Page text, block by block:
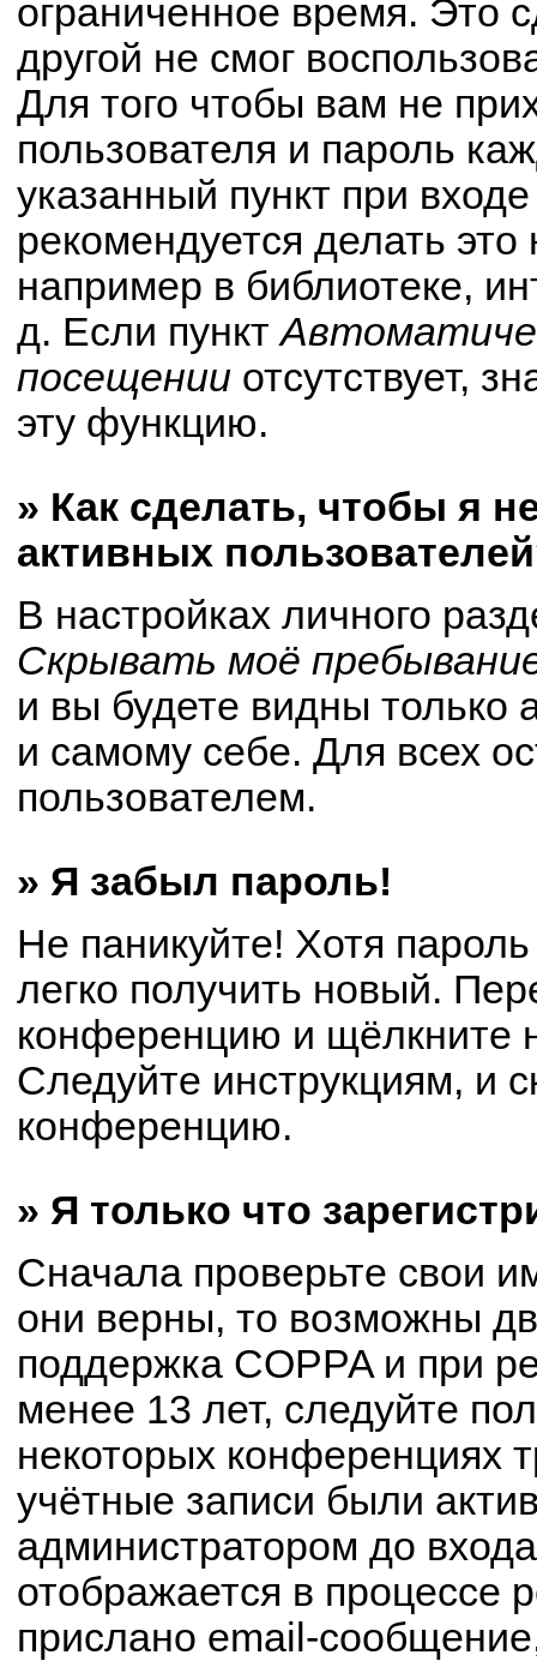
ограниченное время. Это
другой не смог
Для того чтобы вам не
пользователя и пароль
указанный пункт при
рекомендуется делать
например в библиотеке,
д. Если пункт
посещении отсутствует,
эту функцию.
» Как сделать, чтобы я
активных
В настройках личного
Скрывать моё
и вы будете видны только
и самому себе. Для всех
пользователем.
» Я забыл пароль!
Не паникуйте! Хотя
легко получить новый.
конференцию и щёлкните
Следуйте инструкциям, и
конференцию.
» Я только что
Сначала проверьте свои
они верны, то возможны
поддержка COPPA и при
менее 13 лет, следуйте
некоторых конференциях
учётные записи были
администратором до
отображается в процессе
прислано email-